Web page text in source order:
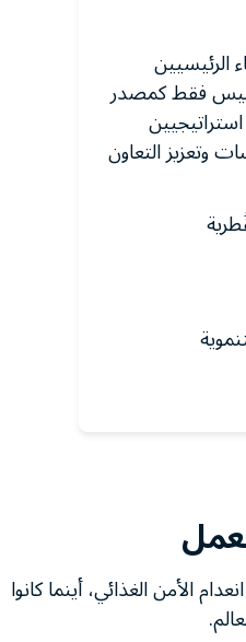
الرئيسيين
ليس فقط كمصدر
وتعزيز التعاون
الأمن الغذائي، أينما كانوا